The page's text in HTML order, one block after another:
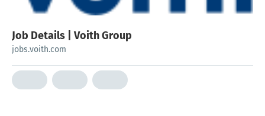
Job Details | Voith Group
jobs.voith.com